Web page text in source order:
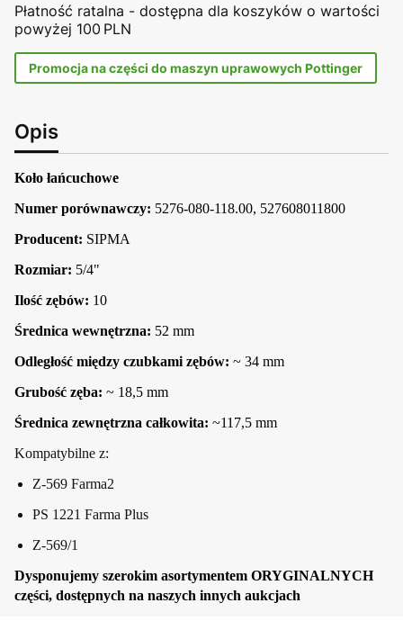
Płatność ratalna - dostępna dla koszyków o wartości
powyżej 100 PLN
Promocja na części do maszyn uprawowych Pottinger
Opis
Koło łańcuchowe
Numer porównawczy: 5276-080-118.00, 527608011800
Producent: SIPMA
Rozmiar: 5/4"
Ilość zębów: 10
Średnica wewnętrzna: 52 mm
Odległość między czubkami zębów: ~ 34 mm
Grubość zęba: ~ 18,5 mm
Średnica zewnętrzna całkowita: ~117,5 mm
Kompatybilne z:
Z-569 Farma2
PS 1221 Farma Plus
Z-569/1
Dysponujemy szerokim asortymentem ORYGINALNYCH
części, dostępnych na naszych innych aukcjach